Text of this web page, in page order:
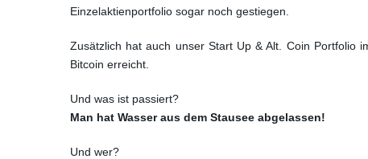
Einzelaktienportfolio sogar noch gestiegen.
Zusätzlich hat auch unser Start Up & Alt. Coin Portfolio
Bitcoin erreicht.
Und was ist passiert?
Man hat Wasser aus dem Stausee abgelassen!
Und wer?